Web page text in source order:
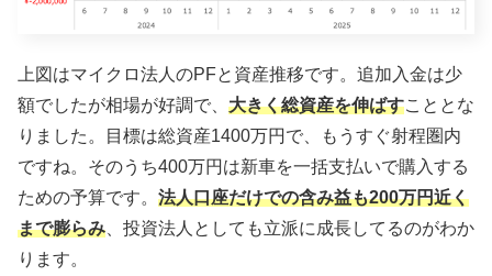
上図はマイクロ法人のPFと資産推移です。追加入金は少
額でしたが相場が好調で、 大きく総資産を伸ばすこととな
りました。目標は総資産1400万円で、もうすぐ射程圏内
ですね。そのうち400万円は新車を一括支払いで購入する
ための予算です。 法人口座だけでの含み益も200万円近く
まで膨らみ 、投資法人としても立派に成長してるのがわか
ります。